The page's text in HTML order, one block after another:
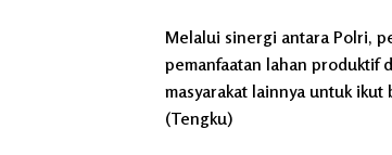
Melalui sinergi antara Polri,
pemanfaatan lahan produktif
masyarakat lainnya untuk
(Tengku)